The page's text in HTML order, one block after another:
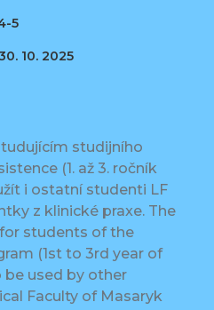
5
10. 2025
studijního
(1. až 3. ročník
i ostatní studenti LF
z klinické praxe. The
students of the
(1st to 3rd year of
be used by other
Faculty of Masaryk